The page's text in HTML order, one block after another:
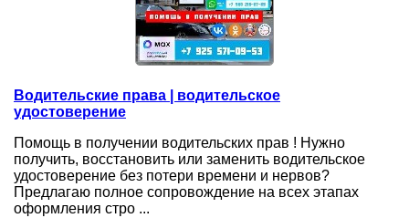
Водительские права | водительское
удостоверение
Помощь в получении водительских прав ! Нужно
получить, восстановить или заменить водительское
удостоверение без потери времени и нервов?
Предлагаю полное сопровождение на всех этапах
оформления стро ...